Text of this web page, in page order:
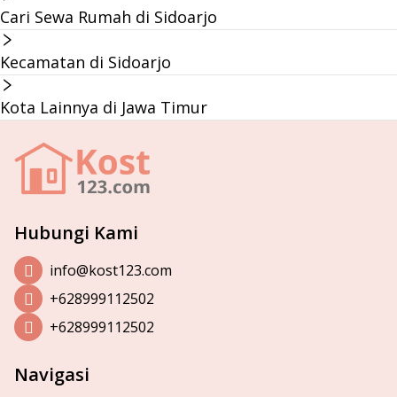
Cari Sewa Rumah di Sidoarjo
Kecamatan di Sidoarjo
Kota Lainnya di Jawa Timur
Hubungi Kami
info@kost123.com
+628999112502
+628999112502
Navigasi